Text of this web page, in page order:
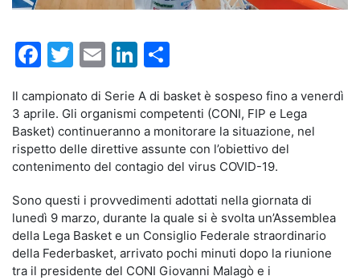
Facebook
Twitter
EmailLinkedIn
Il campionato di Serie A di basket è sospeso fino a venerdì
3 aprile. Gli organismi competenti (CONI, FIP e Lega
Basket) continueranno a monitorare la situazione, nel
rispetto delle direttive assunte con l’obiettivo del
contenimento del contagio del virus COVID-19.
Sono questi i provvedimenti adottati nella giornata di
lunedì 9 marzo, durante la quale si è svolta un’Assemblea
della Lega Basket e un Consiglio Federale straordinario
della Federbasket, arrivato pochi minuti dopo la riunione
tra il presidente del CONI Giovanni Malagò e i